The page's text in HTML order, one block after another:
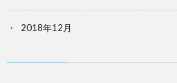
2018年12月